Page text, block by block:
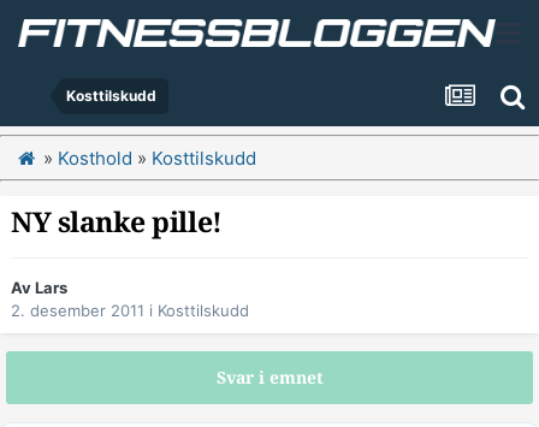
Kosttilskudd
» Kosthold » Kosttilskudd
NY slanke pille!
AvLars
2. desember 2011 i Kosttilskudd
Svar i emnet